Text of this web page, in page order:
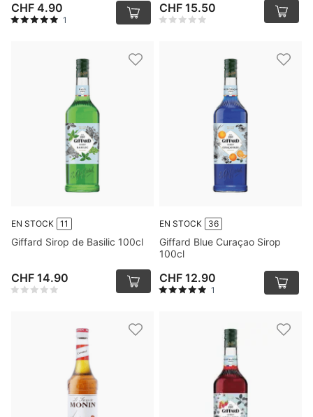
CHF 4.90
1
CHF 15.50
EN STOCK 11
Giffard Sirop de Basilic 100cl
CHF 14.90
EN STOCK 36
Giffard Blue Curaçao Sirop
100cl
CHF 12.90
1